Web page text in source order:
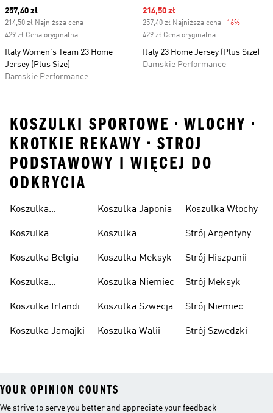
Current price
257,40 zł
214,50 zł Najniższa cena
429 zł Cena oryginalna
Italy Women's Team 23 Home
Jersey (Plus Size)
Damskie Performance
Sale price
214,50 zł
257,40 zł Najniższa cena -16%
429 zł Cena oryginalna
Italy 23 Home Jersey (Plus Size)
Damskie Performance
KOSZULKI SPORTOWE • WLOCHY •
KROTKIE REKAWY • STROJ
PODSTAWOWY I WIĘCEJ DO
ODKRYCIA
Koszulka
Koszulka
Koszulka Belgia
Koszulka
Koszulka Irlandii
Koszulka Jamajki
Koszulka Japonia
Koszulka
Koszulka Meksyk
Koszulka Niemiec
Koszulka Szwecja
Koszulka Walii
Koszulka Włochy
Strój Argentyny
Strój Hiszpanii
Strój Meksyk
Strój Niemiec
Strój Szwedzki
YOUR OPINION COUNTS
We strive to serve you better and appreciate your feedback